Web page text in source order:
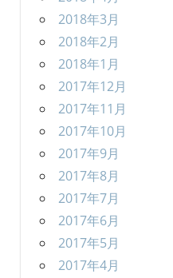
2018年3月
2018年2月
2018年1月
2017年12月
2017年11月
2017年10月
2017年9月
2017年8月
2017年7月
2017年6月
2017年5月
2017年4月